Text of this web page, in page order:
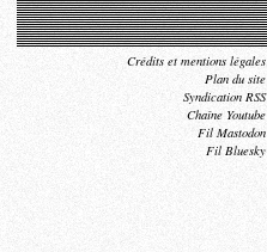
Crédits et mentions légales
Plan du site
Syndication RSS
Chaîne Youtube
Fil Mastodon
Fil Bluesky